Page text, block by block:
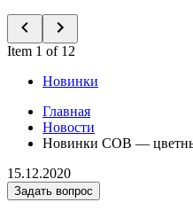
Item 1 of 12
Новинки
Главная
Новости
Новинки СОВ —
15.12.2020
Задать вопрос